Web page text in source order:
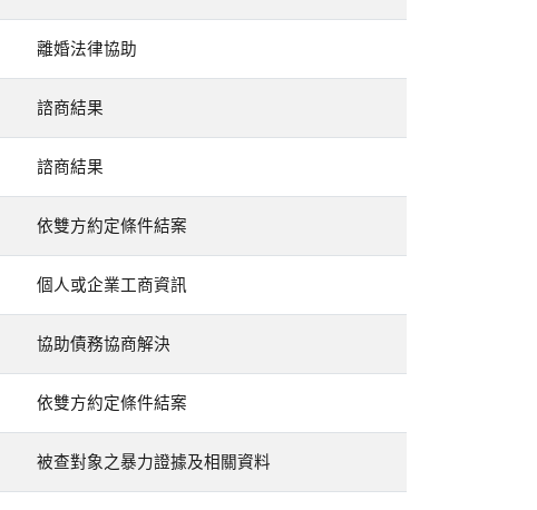
離婚法律協助
諮商結果
諮商結果
依雙方約定條件結案
個人或企業工商資訊
協助債務協商解決
依雙方約定條件結案
被查對象之暴力證據及相關資料